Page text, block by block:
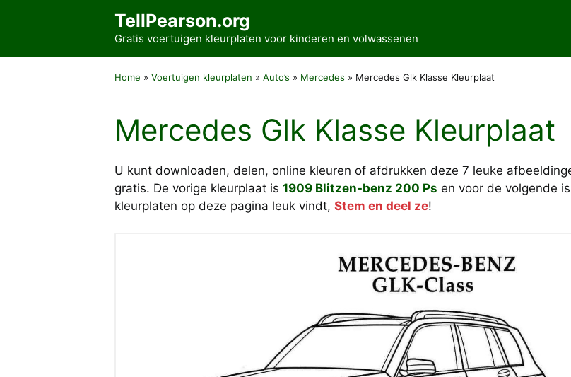
inhoud
TellPearson.org
Gratis voertuigen kleurplaten voor kinderen en volwassenen
Home » Voertuigen kleurplaten » Auto’s » Mercedes » Mercedes Glk Klasse Kleurplaat
Mercedes Glk Klasse Kleurplaat
U kunt downloaden, delen, online kleuren of afdrukken deze 7 leuke
gratis. De vorige kleurplaat is 1909 Blitzen-benz 200 Ps en voor de volgende is
kleurplaten op deze pagina leuk vindt, Stem en deel ze!